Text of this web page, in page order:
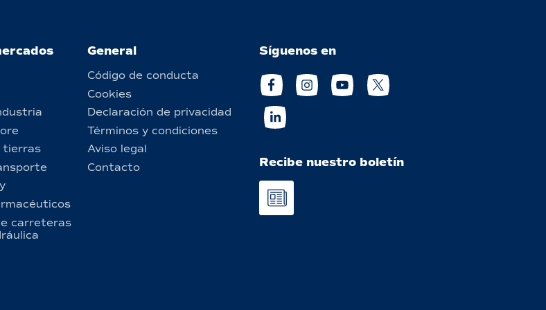
tierras
carreteras
General
Código de conducta
Cookies
Declaración de privacidad
Términos y condiciones
Aviso legal
Contacto
Síguenos en
Recibe nuestro boletín